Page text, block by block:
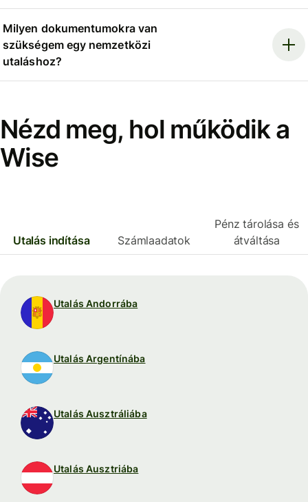
Milyen dokumentumokra van
szükségem egy nemzetközi
utaláshoz?
Nézd meg, hol működik a
Wise
Utalás indítása Számlaadatok
Pénz tárolása és
átváltása
Utalás Andorrába
Utalás Argentínába
Utalás Ausztráliába
Utalás Ausztriába